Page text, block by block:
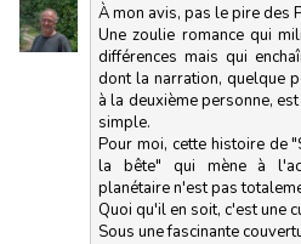
À mon avis, pas le pire des
Une zoulie romance qui
différences mais qui
dont la narration, quelque
à la deuxième personne,
simple.
Pour moi, cette histoire de
la bête" qui mène à
planétaire n'est pas
Quoi qu'il en soit, c'est une
Sous une fascinante